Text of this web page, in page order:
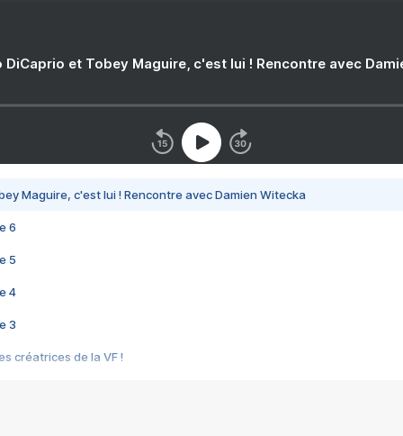
DiCaprio et Tobey Maguire, c'est lui ! Rencontre avec
Maguire, c'est lui ! Rencontre avec Damien Witecka
6
5
4
3
créatrices de la VF !